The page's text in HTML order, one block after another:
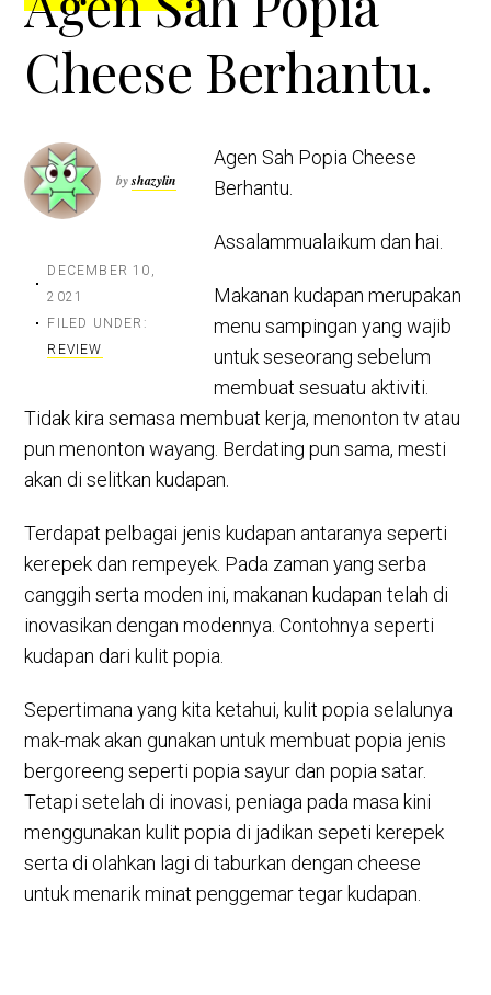
Cheese Berhantu.
byshazylin
DECEMBER 10,
2021
FILED UNDER:
REVIEW
Agen Sah Popia Cheese
Berhantu.
Assalammualaikum dan hai.
Makanan kudapan merupakan
menu sampingan yang wajib
untuk seseorang sebelum
membuat sesuatu aktiviti.
Tidak kira semasa membuat kerja, menonton tv atau
pun menonton wayang. Berdating pun sama, mesti
akan di selitkan kudapan.
Terdapat pelbagai jenis kudapan antaranya seperti
kerepek dan rempeyek. Pada zaman yang serba
canggih serta moden ini, makanan kudapan telah di
inovasikan dengan modennya. Contohnya seperti
kudapan dari kulit popia.
Sepertimana yang kita ketahui, kulit popia selalunya
mak-mak akan gunakan untuk membuat popia jenis
bergoreeng seperti popia sayur dan popia satar.
Tetapi setelah di inovasi, peniaga pada masa kini
menggunakan kulit popia di jadikan sepeti kerepek
serta di olahkan lagi di taburkan dengan cheese
untuk menarik minat penggemar tegar kudapan.